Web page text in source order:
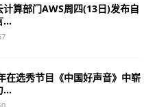
算部门AWS周四(13日)发布自
...
选秀节目《中国好声音》中崭
...